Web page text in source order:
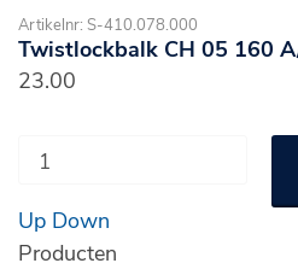
Artikelnr: S-410.078.000
Twistlockbalk CH 05 160
23.00
Up Down
Producten